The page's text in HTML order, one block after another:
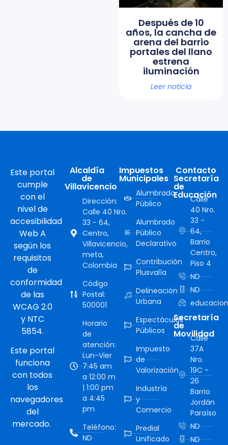
Después de 10
años, la cancha de
arena del barrio
portales del llano
estrena
iluminación
Leer noticia
Este portal
cumple
con el
nivel de
accesibilidad
Web A
según los
requisitos
de
conformidad
de las
WCAG 2.0
y NTC
5854.
Este portal
funciona
con todos
los
navegadores
del
mercado.
Alcaldía
de
Villavicencio
Dirección:
Calle 40 Nro.
33 - 64,
Centro,
Villavicencio,
meta,
Colombia
Código
Postal:
500001
Horario
de
atención:
Lun-Vier
7:45 am
a 12:00 m
| 1:00 pm
a 4:45
pm
Teléfono:
ND
Impuestos
Municipales
Alumbrado
Público
Alumbrado
Público
Declarativo
Contribución
Plusvalía
Delineación
Urbana
Espectáculos
Públicos
Impuesto
de
Valorización
Industría
y
Comercio
Predial
Unificado
Contacto
Secretaría
de
Educación
Calle
40 Nro.
33 -
64,
Barrio
Centro,
Piso 4
ND
ND
Secretaría
de
Movilidad
Calle
37A
Nro.
19C -
26
Barrio
Jordán
Paraíso
ND
ND